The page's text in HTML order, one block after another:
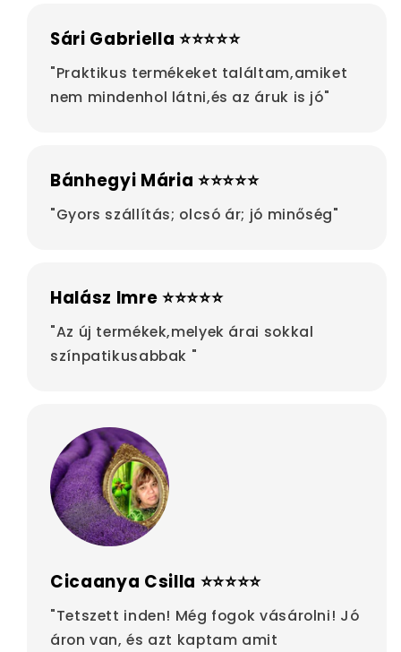
Sári Gabriella ⭐⭐⭐⭐⭐
"Praktikus termékeket találtam,amiket
nem mindenhol látni,és az áruk is jó"
Bánhegyi Mária ⭐⭐⭐⭐⭐
"Gyors szállítás; olcsó ár; jó minőség"
Halász Imre ⭐⭐⭐⭐⭐
"Az új termékek,melyek árai sokkal
színpatikusabbak "
Cicaanya Csilla ⭐⭐⭐⭐⭐
"Tetszett inden! Még fogok vásárolni! Jó
áron van, és azt kaptam amit